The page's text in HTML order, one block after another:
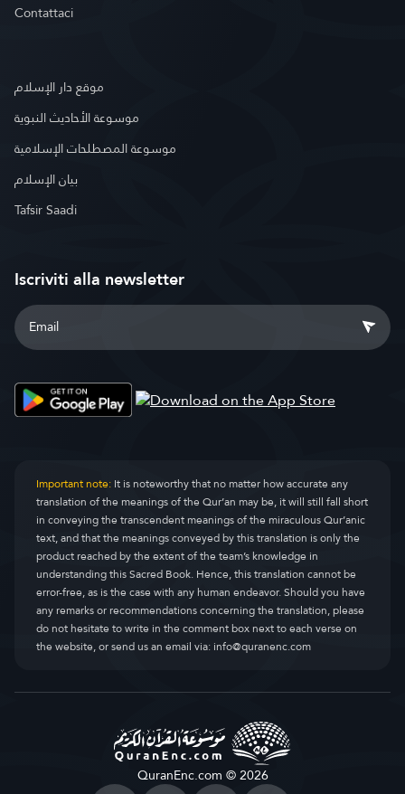
Contattaci
موقع دار الإسلام
موسوعة الأحاديث النبوية
موسوعة المصطلحات الإسلامية
بيان الإسلام
Tafsir Saadi
Iscriviti alla newsletter
Important note:It is noteworthy that no matter how accurate any
translation of the meanings of the Qur’an may be, it will still fall short
in conveying the transcendent meanings of the miraculous Qur’anic
text, and that the meanings conveyed by this translation is only the
product reached by the extent of the team’s knowledge in
understanding this Sacred Book. Hence, this translation cannot be
error-free, as is the case with any human endeavor. Should you have
any remarks or recommendations concerning the translation, please
do not hesitate to write in the comment box next to each verse on
the website, or send us an email via:info@quranenc.com
QuranEnc.com © 2026